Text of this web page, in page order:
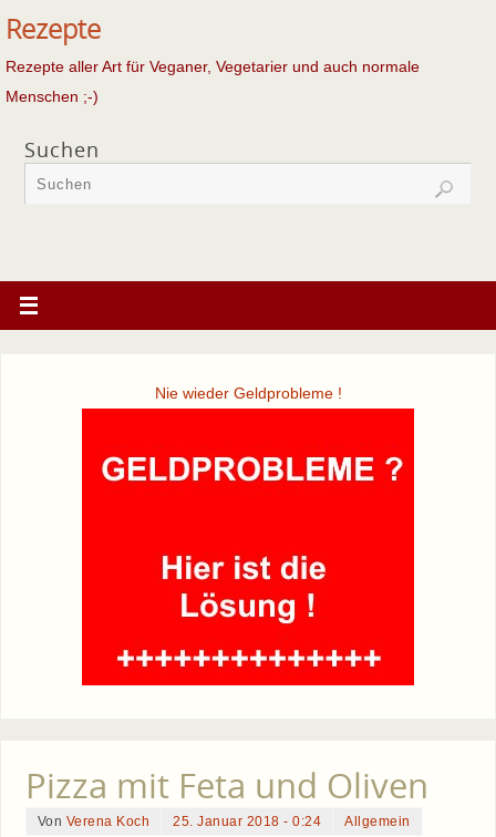
Rezepte
Rezepte aller Art für Veganer, Vegetarier und auch normale
Menschen ;-)
Suchen
Nie wieder Geldprobleme !
Pizza mit Feta und Oliven
Von Verena Koch 25. Januar 2018 - 0:24 Allgemein